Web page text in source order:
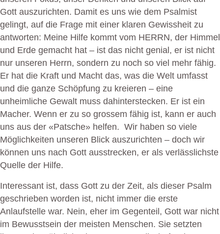
Gott auszurichten. Damit es uns wie dem Psalmist
gelingt, auf die Frage mit einer klaren Gewissheit zu
antworten: Meine Hilfe kommt vom HERRN, der Himmel
und Erde gemacht hat – ist das nicht genial, er ist nicht
nur unseren Herrn, sondern zu noch so viel mehr fähig.
Er hat die Kraft und Macht das, was die Welt umfasst
und die ganze Schöpfung zu kreieren – eine
unheimliche Gewalt muss dahinterstecken. Er ist ein
Macher. Wenn er zu so grossem fähig ist, kann er auch
uns aus der «Patsche» helfen. Wir haben so viele
Möglichkeiten unseren Blick auszurichten – doch wir
können uns nach Gott ausstrecken, er als verlässlichste
Quelle der Hilfe.
Interessant ist, dass Gott zu der Zeit, als dieser Psalm
geschrieben worden ist, nicht immer die erste
Anlaufstelle war. Nein, eher im Gegenteil, Gott war nicht
im Bewusstsein der meisten Menschen. Sie setzten